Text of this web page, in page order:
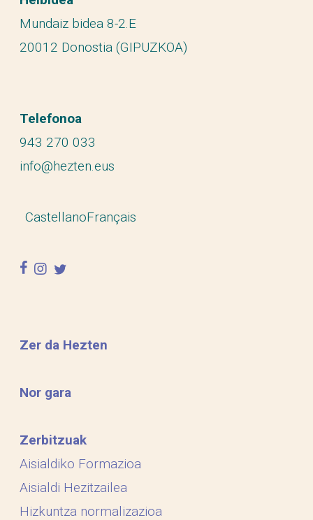
Mundaiz bidea 8-2.E
20012 Donostia (GIPUZKOA)
Telefonoa
943 270 033
info@hezten.eus
CastellanoFrançais
facebook
instagram
twitter
Zer da Hezten
Nor gara
Zerbitzuak
Aisialdiko Formazioa
Aisialdi Hezitzailea
Hizkuntza normalizazioa